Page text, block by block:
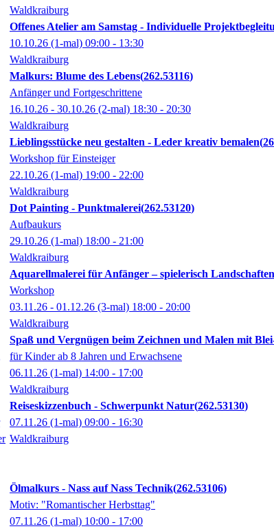
Waldkraiburg
Offenes Atelier am Samstag - Individuelle
10.10.26 (1-mal) 09:00 - 13:30
Waldkraiburg
Malkurs: Blume des Lebens 262.53116
Anfänger und Fortgeschrittene
16.10.26 - 30.10.26 (2-mal) 18:30 - 20:30
Waldkraiburg
Lieblingsstücke neu gestalten - Leder kreativ bemalen
Workshop für Einsteiger
22.10.26 (1-mal) 19:00 - 22:00
Waldkraiburg
Dot Painting - Punktmalerei 262.53120
Aufbaukurs
29.10.26 (1-mal) 18:00 - 21:00
Waldkraiburg
Aquarellmalerei für Anfänger – spielerisch
Workshop
03.11.26 - 01.12.26 (3-mal) 18:00 - 20:00
Waldkraiburg
Spaß und Vergnügen beim Zeichnen und Malen mit
für Kinder ab 8 Jahren und Erwachsene
06.11.26 (1-mal) 14:00 - 17:00
Waldkraiburg
Reiseskizzenbuch - Schwerpunkt Natur 262.53130
07.11.26 (1-mal) 09:00 - 16:30
Waldkraiburg
Ölmalkurs - Nass auf Nass Technik 262.53106
Motiv: "Romantischer Herbsttag"
07.11.26 (1-mal) 10:00 - 17:00